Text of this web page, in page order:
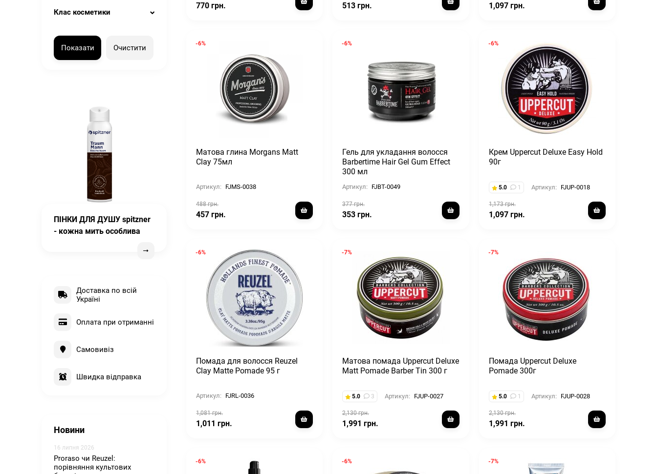
770 грн. 513 грн. 1,097 грн.
-6%
Матова глина Morgans Matt
Clay 75мл
Артикул: FJMS-0038
488 грн.
457 грн.
-6%
Гель для укладання волосся
Barbertime Hair Gel Gum Effect
300 мл
Артикул: FJBT-0049
377 грн.
353 грн.
-6%
Крем Uppercut Deluxe Easy Hold
90г
5.0 1 Артикул: FJUP-0018
1,173 грн.
1,097 грн.
-6%
Помада для волосся Reuzel
Clay Matte Pomade 95 г
Артикул: FJRL-0036
1,081 грн.
1,011 грн.
-7%
Матова помада Uppercut Deluxe
Matt Pomade Barber Tin 300 г
5.0 3 Артикул: FJUP-0027
2,130 грн.
1,991 грн.
-7%
Помада Uppercut Deluxe
Pomade 300г
5.0 1 Артикул: FJUP-0028
2,130 грн.
1,991 грн.
-6% -6% -7%
Клас косметики
Показати Очистити
ПІНКИ ДЛЯ ДУШУ spitzner
- кожна мить особлива
Доставка по всій
Україні
Оплата при отриманні
Самовивіз
Швидка відправка
Новини
16 липня 2026
Proraso чи Reuzel:
порівняння культових